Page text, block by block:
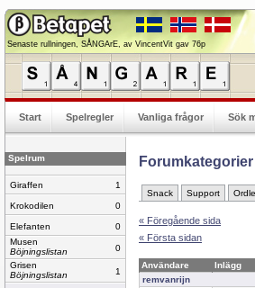
Senaste rullningen, SÅNGArE, av VincentVit gav 76p
Start Spelregler Vanliga frågor Sök
Spelrum
Giraffen 1
Krokodilen 0
Elefanten
0
Musen
Böjningslistan
0
Grisen
Böjningslistan
1
Forumkategorier
Snack Support
« Föregående sida
« Första sidan
Användare
Inlägg
remvanrijn